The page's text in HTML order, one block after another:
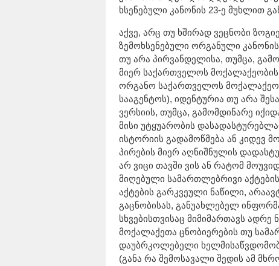
ხსენებული კანონის 23-ე მუხლით
აქვე, არც თუ ხშირად ვეცნობი
ზემოხსენებული ორგანული
თუ არა პირვანდელისა, თუმცა,
მიერ საქართველოს
ორგანო საქართველოს
სააგენტოს), იდენტურია თუ არა
ვერსიის, თუმცა, გამომდინარე
მისი უტყუარობის
ისტორიის გადამოწმება ან კიდევ
პირების მიერ აღნიშნულის
არ ვიცი თავში ვის ან რატომ
მიღებული სამართლებრივი
აქტების გარკვეული ნაწილი,
გაცნობისას, განუახლებელ
სხვებისთვისაც მიმიმართავს
მოქალაქეთა ცნობიერების თუ
დაუბრკოლებელი
(განა რა შემოსავალი შედის ამ